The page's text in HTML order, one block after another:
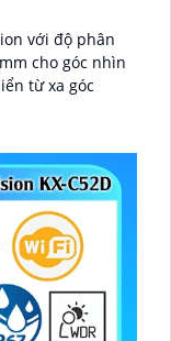
với độ phân
cho góc nhìn
từ xa góc